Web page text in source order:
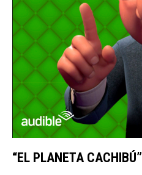
“EL PLANETA CACHIBÚ”